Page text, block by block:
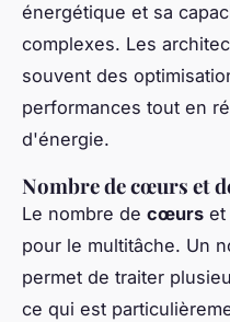
énergétique et sa
complexes. Les
souvent des
performances tout en
d'énergie.
Nombre de cœurs et
Le nombre de cœurs et
pour le multitâche. Un
permet de traiter
ce qui est